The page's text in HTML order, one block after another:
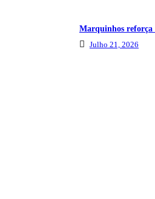
Marquinhos reforça
Julho 21, 2026